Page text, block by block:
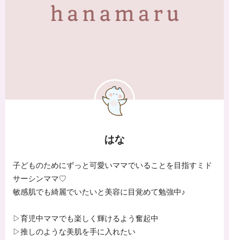
はな
子どものためにずっと可愛いママでいることを目指すミド
サーシンママ♡
敏感肌でも綺麗でいたいと美容に目覚めて勉強中♪
▷育児中ママでも楽しく輝けるよう奮起中
▷推しのような美肌を手に入れたい